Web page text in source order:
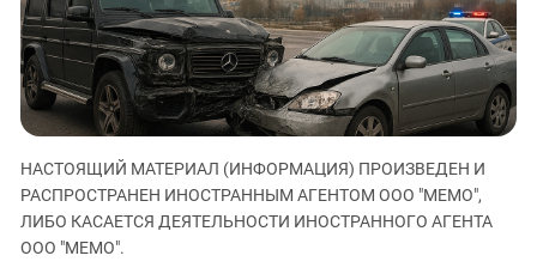
ЗАСТАВЛЯЕТ
КАВКАЗ ЗА ПАЛЕСТИНУ
ИНАКОМЫСЛИЕ В ЧЕЧНЕ
ПРЕСЛЕДОВАНИЕ АКТИВИСТОВ
МОБИЛИЗАЦИЯ И ПРОТЕСТЫ
Дагестан
Ингушетия
Кабардино-Балкария
Калмыкия
Карачаево-Черкесия
Краснодарский край
Нагорный Карабах
НАСТОЯЩИЙ МАТЕРИАЛ (ИНФОРМАЦИЯ) ПРОИЗВЕДЕН И
РАСПРОСТРАНЕН ИНОСТРАННЫМ АГЕНТОМ ООО "МЕМО",
ЛИБО КАСАЕТСЯ ДЕЯТЕЛЬНОСТИ ИНОСТРАННОГО АГЕНТА
ООО "МЕМО".